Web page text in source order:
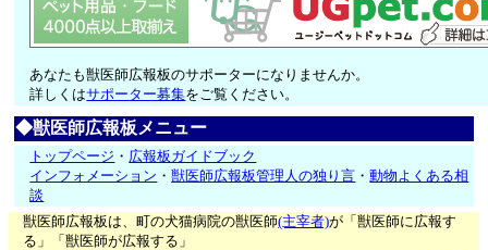
あなたも獣医師広報板のサポーターになりませんか。
詳しくはサポーター募集をご覧ください。
◆獣医師広報板メニュー
トップページ ・ 広報板ガイドブック
インフォメーション ・獣医師広報板管理人の独り言 ・動物よくある相
談
獣医師広報板は、町の犬猫病院の獣医師(主宰者)が「獣医師に広報す
る」「獣医師が広報する」